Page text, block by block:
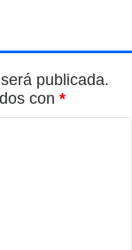
publicada.
con *